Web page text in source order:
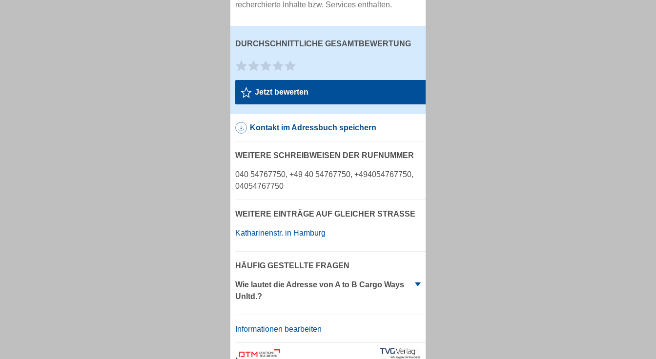
recherchierte Inhalte bzw. Services enthalten.
DURCHSCHNITTLICHE GESAMTBEWERTUNG
Jetzt bewerten
Kontakt im Adressbuch speichern
WEITERE SCHREIBWEISEN DER RUFNUMMER
040 54767750, +49 40 54767750, +494054767750,
04054767750
WEITERE EINTRÄGE AUF GLEICHER STRASSE
Katharinenstr. in Hamburg
HÄUFIG GESTELLTE FRAGEN
Wie lautet die Adresse von A to B Cargo Ways
Unltd.?
Informationen bearbeiten